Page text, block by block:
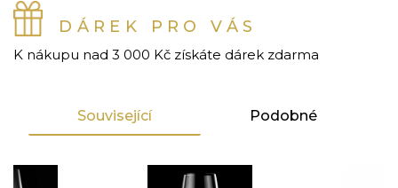
DÁREK PRO VÁS
K nákupu nad 3 000 Kč získáte dárek zdarma
Související Podobné